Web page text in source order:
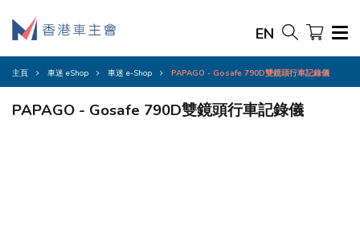
EN
主頁 車迷 eShop 車迷 e-Shop PAPAGO - Gosafe 790D雙鏡頭行車記錄儀
PAPAGO - Gosafe 790D雙鏡頭行車記錄儀